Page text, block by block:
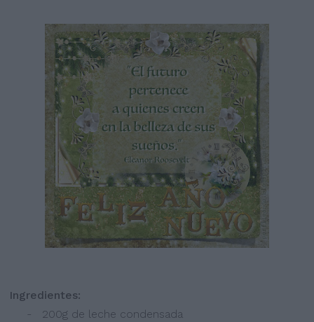
Ingredientes:
- 200g de leche condensada